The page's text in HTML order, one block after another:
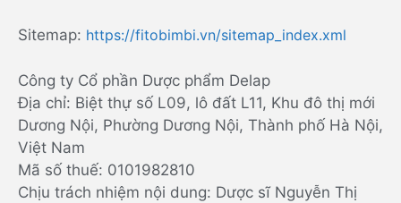
Sitemap: https://fitobimbi.vn/sitemap_index.xml
Công ty Cổ phần Dược phẩm Delap
Địa chỉ: Biệt thự số L09, lô đất L11, Khu đô thị mới
Dương Nội, Phường Dương Nội, Thành phố Hà Nội,
Việt Nam
Mã số thuế: 0101982810
Chịu trách nhiệm nội dung: Dược sĩ Nguyễn Thị